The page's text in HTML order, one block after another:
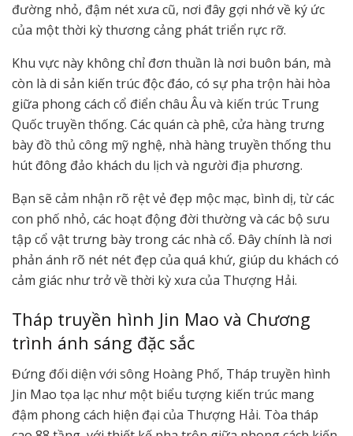
đường nhỏ, đậm nét xưa cũ, nơi đây gợi nhớ về ký ức
của một thời kỳ thương cảng phát triển rực rỡ.
Khu vực này không chỉ đơn thuần là nơi buôn bán, mà
còn là di sản kiến trúc độc đáo, có sự pha trộn hài hòa
giữa phong cách cổ điển châu Âu và kiến trúc Trung
Quốc truyền thống. Các quán cà phê, cửa hàng trưng
bày đồ thủ công mỹ nghệ, nhà hàng truyền thống thu
hút đông đảo khách du lịch và người địa phương.
Bạn sẽ cảm nhận rõ rệt vẻ đẹp mộc mạc, bình dị, từ các
con phố nhỏ, các hoạt động đời thường và các bộ sưu
tập cổ vật trưng bày trong các nhà cổ. Đây chính là nơi
phản ánh rõ nét nét đẹp của quá khứ, giúp du khách có
cảm giác như trở về thời kỳ xưa của Thượng Hải.
Tháp truyền hình Jin Mao và Chương
trình ánh sáng đặc sắc
Đứng đối diện với sông Hoàng Phố, Tháp truyền hình
Jin Mao tọa lạc như một biểu tượng kiến trúc mang
đậm phong cách hiện đại của Thượng Hải. Tòa tháp